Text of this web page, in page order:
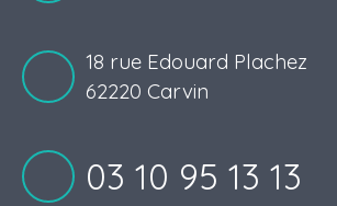
18 rue Edouard Plachez
62220 Carvin
03 10 95 13 13